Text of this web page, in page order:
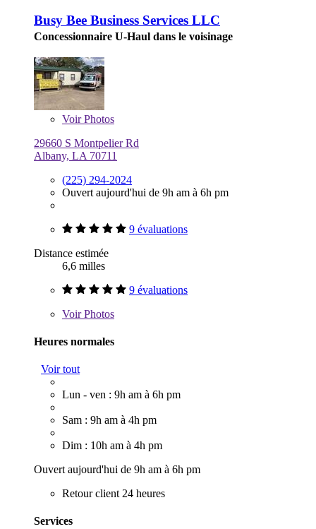
Busy Bee Business Services LLC
Concessionnaire U-Haul dans le voisinage
VoirPhotos
29660 S Montpelier Rd
Albany, LA 70711
(225) 294-2024
Ouvert aujourd'hui de 9h am à 6h pm
9 évaluations
Distance estimée
6,6 milles
9 évaluations
VoirPhotos
Heures normales
Voir tout
Lun - ven : 9h am à 6h pm
Sam : 9h am à 4h pm
Dim : 10h am à 4h pm
Ouvert aujourd'hui de 9h am à 6h pm
Retour client 24 heures
Services